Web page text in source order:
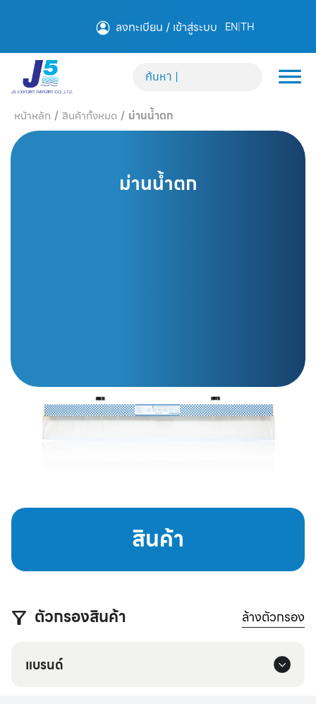
ลงทะเบียน / เข้าสู่ระบบ EN|TH
หน้าหลัก / สินค้าทั้งหมด / ม่านน้ำตก
ม่านน้ำตก
สินค้า
ตัวกรองสินค้า ล้างตัวกรอง
แบรนด์